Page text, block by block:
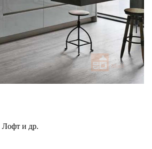
Лофт и др.